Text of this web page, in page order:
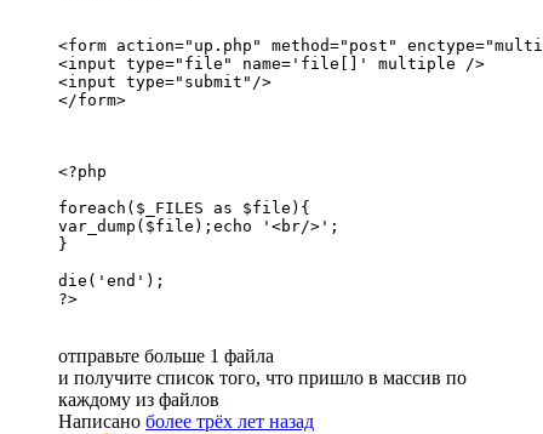
<form action="up.php" method="post"
<input type="file" name='file[]' multiple />
<input type="submit"/>
</form>
<?php
foreach($_FILES as $file){
var_dump($file);echo '<br/>';
}
die('end');
?>
отправьте больше 1 файла
и получите список того, что пришло в массив по
каждому из файлов
Написано более трёх лет назад